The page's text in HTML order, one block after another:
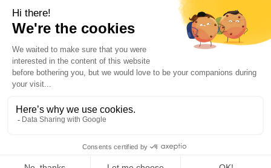
LANGUES
Français
English
2026Swiftask. Tous droits réservés.